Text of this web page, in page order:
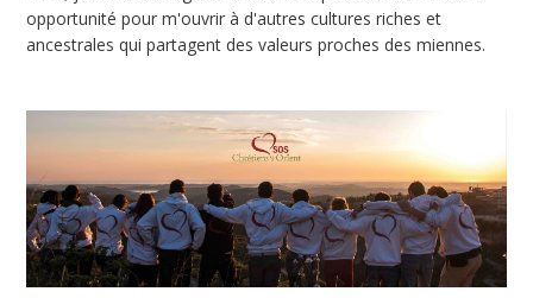
opportunité pour m'ouvrir à d'autres cultures riches et
ancestrales qui partagent des valeurs proches des miennes.